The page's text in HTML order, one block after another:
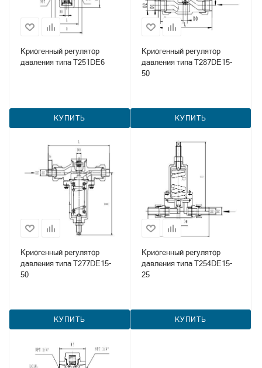
Криогенный регулятор
давления типа T251DE6
КУПИТЬ
Криогенный регулятор
давления типа T287DE15-
50
КУПИТЬ
Криогенный регулятор
давления типа T277DE15-
50
КУПИТЬ
Криогенный регулятор
давления типа T254DE15-
25
КУПИТЬ